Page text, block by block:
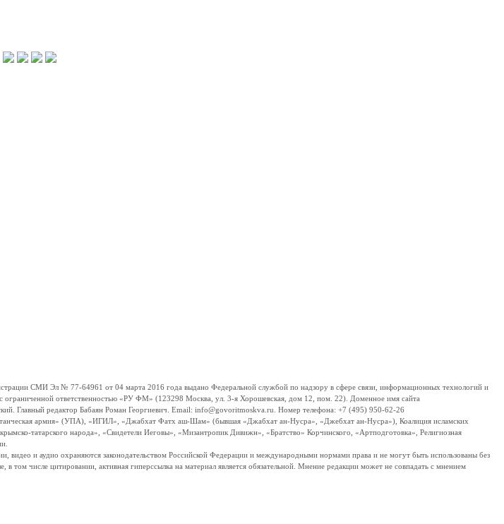
СМИ Эл № 77-64961 от 04 марта 2016 года выдано Федеральной службой по надзору в сфере связи, информационных технологий и
ответственностью «РУ ФМ» (123298 Москва, ул. 3-я Хорошевская, дом 12, пом. 22). Доменное имя сайта
Главный редактор Бабаян Роман Георгиевич. Email: info@govoritmoskva.ru. Номер телефона: +7 (495) 950-62-26
армия» (УПА), «ИГИЛ», «Джабхат Фатх аш-Шам» (бывшая «Джабхат ан-Нусра», «Джебхат ан-Нусра»), Коалиция исламских
татарского народа», «Свидетели Иеговы», «Мизантропик Дивижн», «Братство» Корчинского, «Артподготовка», Религиозная
и аудио охраняются законодательством Российской Федерации и международными нормами права и не могут быть использованы без
числе цитировании, активная гиперссылка на материал является обязательной. Мнение редакции может не совпадать с мнением